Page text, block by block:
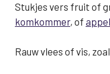
Stukjes vers fruit of
komkommer, of appel
Rauw vlees of vis,